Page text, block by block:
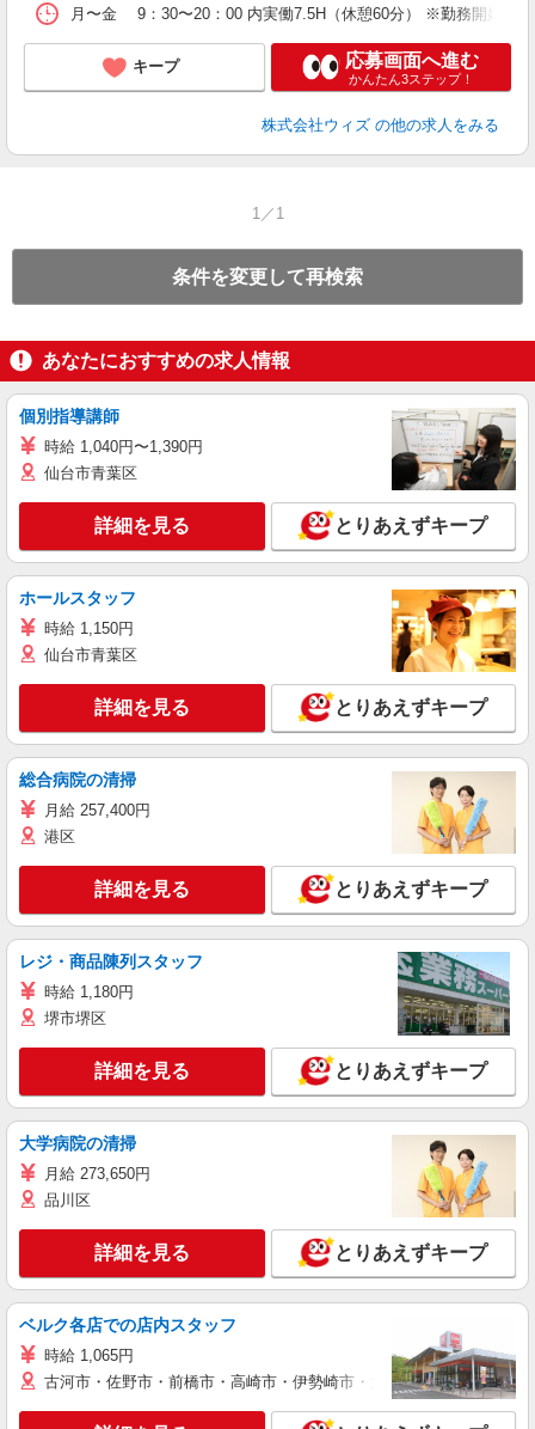
月〜金 9：30〜20：00 内実働7.5H（休憩60分） ※勤務開始〜1
キープ 応募画面へ進む
かんたん3ステップ！
株式会社ウィズ の他の求人をみる
1／1
条件を変更して再検索
あなたにおすすめの求人情報
個別指導講師
時給 1,040円〜1,390円
仙台市青葉区
詳細を見る とりあえずキープ
ホールスタッフ
時給 1,150円
仙台市青葉区
詳細を見る とりあえずキープ
総合病院の清掃
月給 257,400円
港区
詳細を見る とりあえずキープ
レジ・商品陳列スタッフ
時給 1,180円
堺市堺区
詳細を見る とりあえずキープ
大学病院の清掃
月給 273,650円
品川区
詳細を見る とりあえずキープ
ベルク各店での店内スタッフ
時給 1,065円
古河市・佐野市・前橋市・高崎市・伊勢崎市・太田市・館林市・藤